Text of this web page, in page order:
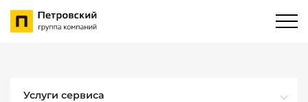
Услуги сервиса